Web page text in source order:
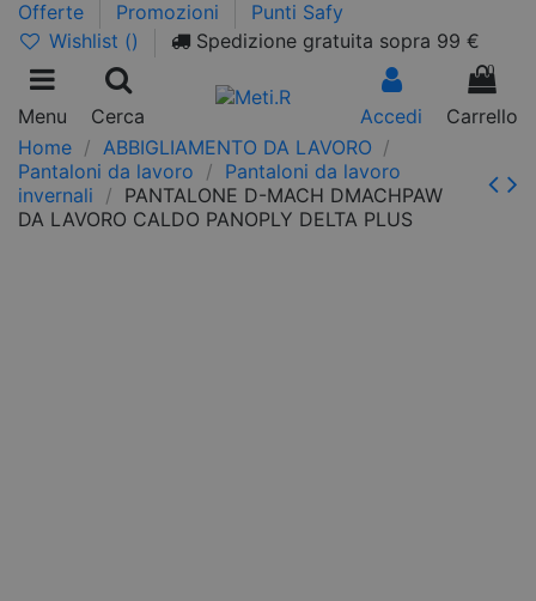
Offerte Promozioni
Punti Safy
Wishlist () Spedizione gratuita sopra 99 €
Menu Cerca Accedi
0
Carrello
Home
ABBIGLIAMENTO DA LAVORO
Pantaloni da lavoro
Pantaloni da lavoro
invernali
PANTALONE D-MACH DMACHPAW
DA LAVORO CALDO PANOPLY DELTA PLUS